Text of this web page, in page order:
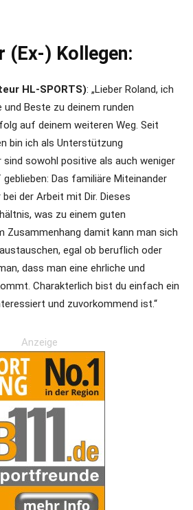
(Ex-) Kollegen:
HL-SPORTS): „Lieber Roland, ich
und Beste zu deinem runden
auf deinem weiteren Weg. Seit
bin ich als Unterstützung
sowohl positive als auch weniger
Das familiäre Miteinander
der Arbeit mit Dir. Dieses
was zu einem guten
Zusammenhang damit kann man sich
egal ob beruflich oder
dass man eine ehrliche und
Charakterlich bist du einfach ein
und zuvorkommend ist.“
Anzeige